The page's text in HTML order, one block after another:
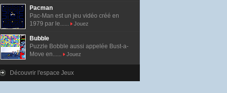
Pacman
Pac-Man est un jeu vidéo créé en
1979 par le......
Jouez
Bubble
Puzzle Bobble aussi appelée Bust-a-
Move en......
Jouez
Découvrir l'espace Jeux